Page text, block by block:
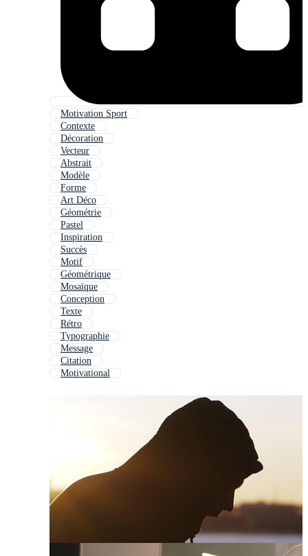
Motivation Sport
Contexte
Décoration
Vecteur
Abstrait
Modèle
Forme
Art Déco
Géométrie
Pastel
Inspiration
Succès
Motif
Géométrique
Mosaïque
Conception
Texte
Rétro
Typographie
Message
Citation
Motivational